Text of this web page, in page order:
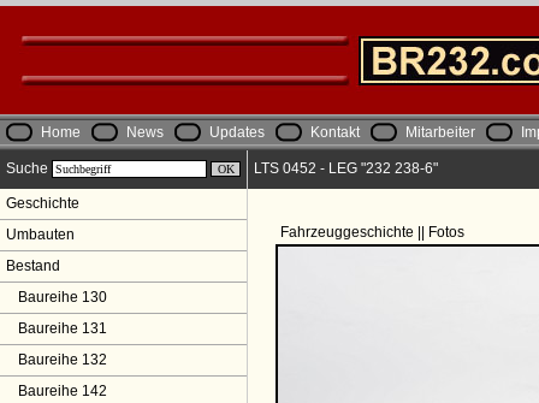
Home News Updates Kontakt Mitarbeiter
Suche
Geschichte
Umbauten
Bestand
Baureihe 130
Baureihe 131
Baureihe 132
Baureihe 142
LTS 0452 - LEG "232 238-6"
Fahrzeuggeschichte || Fotos